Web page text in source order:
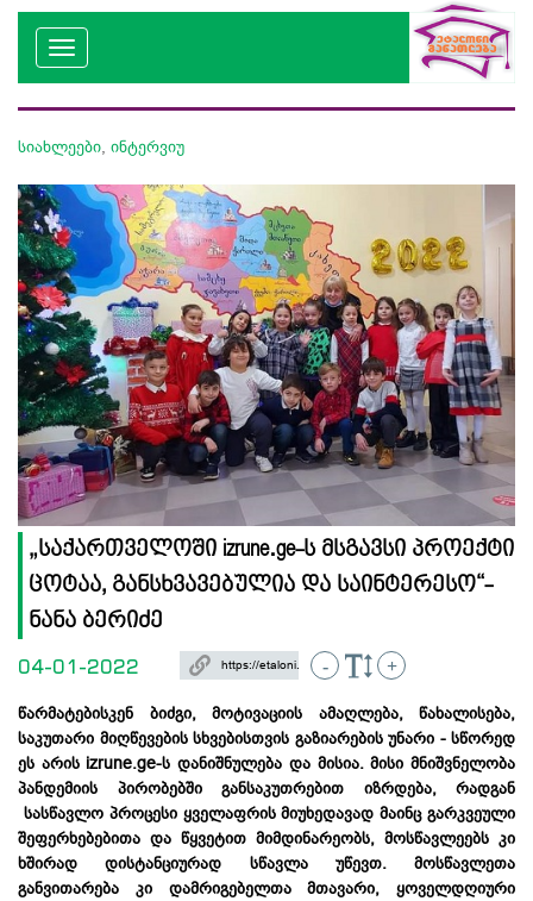
სიახლეები ინტერვიუ
„საქართველოში izrune.ge-ს მსგავსი პროექტი
ცოტაა, განსხვავებულია და საინტერესო“-
ნანა ბერიძე
04-01-2022 - +
წარმატებისკენ ბიძგი, მოტივაციის ამაღლება, წახალისება,
საკუთარი მიღწევების სხვებისთვის გაზიარების უნარი - სწორედ
ეს არის izrune.ge-ს დანიშნულება და მისია. მისი მნიშვნელობა
პანდემიის პირობებში განსაკუთრებით იზრდება, რადგან
სასწავლო პროცესი ყველაფრის მიუხედავად მაინც გარკვეული
შეფერხებებითა და წყვეტით მიმდინარეობს, მოსწავლეებს კი
ხშირად დისტანციურად სწავლა უწევთ. მოსწავლეთა
განვითარება კი დამრიგებელთა მთავარი, ყოველდღიური